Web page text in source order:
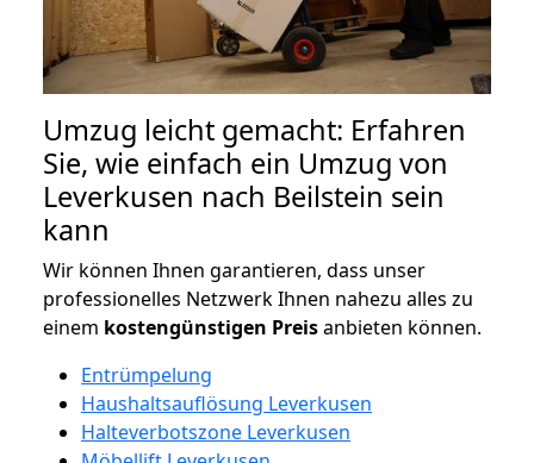
Umzug leicht gemacht: Erfahren
Sie, wie einfach ein Umzug von
Leverkusen nach Beilstein sein
kann
Wir können Ihnen garantieren, dass unser
professionelles Netzwerk Ihnen nahezu alles zu
einem kostengünstigen Preisanbieten können.
Entrümpelung
Haushaltsauflösung Leverkusen
Halteverbotszone Leverkusen